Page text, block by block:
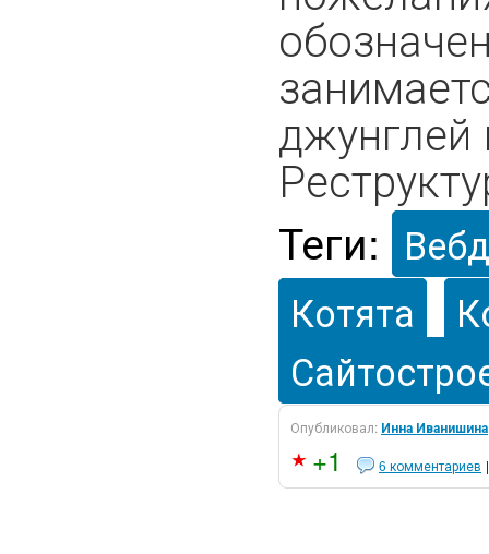
джунглей
Теги:
Котята
Опубликовал: Инна Иванишина
+1 6 комментариев